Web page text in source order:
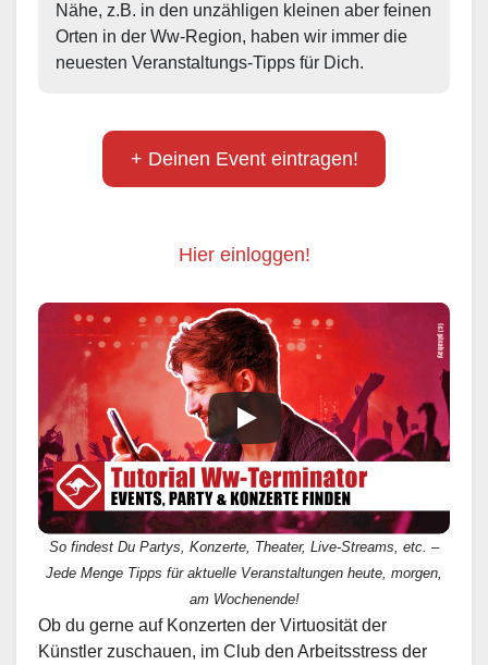
Nähe, z.B. in den unzähligen kleinen aber feinen
Orten in der Ww-Region, haben wir immer die
neuesten Veranstaltungs-Tipps für Dich.
+ Deinen Event eintragen!
Hier einloggen!
So findest Du Partys, Konzerte, Theater, Live-Streams, etc. –
Jede Menge Tipps für aktuelle Veranstaltungen heute, morgen,
am Wochenende!
Ob du gerne auf Konzerten der Virtuosität der
Künstler zuschauen, im Club den Arbeitsstress der